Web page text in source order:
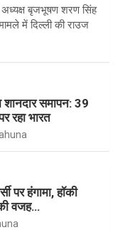
अध्यक्ष बृजभूषण शरण सिंह
में दिल्ली की राउज
समापन: 39
रहा भारत
पर हंगामा, हॉकी
वजह…